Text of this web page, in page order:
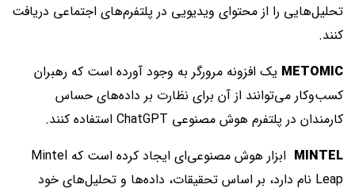
تحلیل‌هایی را از محتوای ویدیویی در پلتفرم‌های اجتماعی دریافت
کنند.
METOMIC یک افزونه مرورگر به وجود آورده است که رهبران
کسب‌وکار می‌توانند از آن برای نظارت بر داده‌های حساس
کارمندان در پلتفرم هوش مصنوعی ChatGPT استفاده کنند.
MINTEL
ابزار هوش مصنوعی‌ای ایجاد کرده است که Mintel
Leap نام دارد، بر اساس تحقیقات، داده‌ها و تحلیل‌های خود